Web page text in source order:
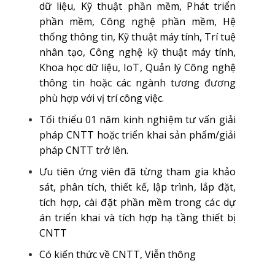
dữ liệu, Kỹ thuật phần mềm, Phát triển
phần mềm, Công nghệ phần mềm, Hệ
thống thông tin, Kỹ thuật máy tính, Trí tuệ
nhân tạo, Công nghệ kỹ thuật máy tính,
Khoa học dữ liệu, IoT, Quản lý Công nghệ
thông tin hoặc các ngành tương đương
phù hợp với vị trí công việc.
Tối thiểu 01 năm kinh nghiệm tư vấn giải
pháp CNTT hoặc triển khai sản phẩm/giải
pháp CNTT trở lên.
Ưu tiên ứng viên đã từng tham gia khảo
sát, phân tích, thiết kế, lập trình, lắp đặt,
tích hợp, cài đặt phần mềm trong các dự
án triển khai và tích hợp hạ tầng thiết bị
CNTT
Có kiến thức về CNTT, Viễn thông